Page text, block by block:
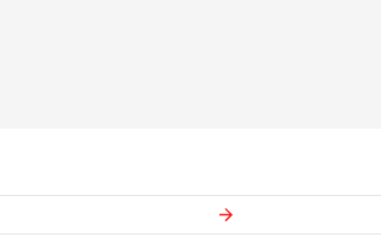
Actualidad